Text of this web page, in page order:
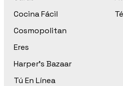
Cocina Fácil
Cosmopolitan
Eres
Harper’s Bazaar
Tú En Línea